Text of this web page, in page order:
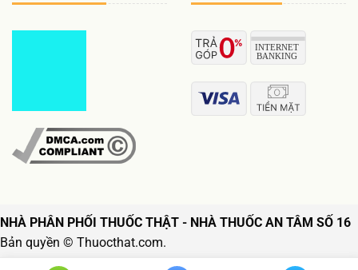
NHÀ PHÂN PHỐI THUỐC THẬT - NHÀ THUỐC AN TÂM SỐ 16
Bản quyền © Thuocthat.com.